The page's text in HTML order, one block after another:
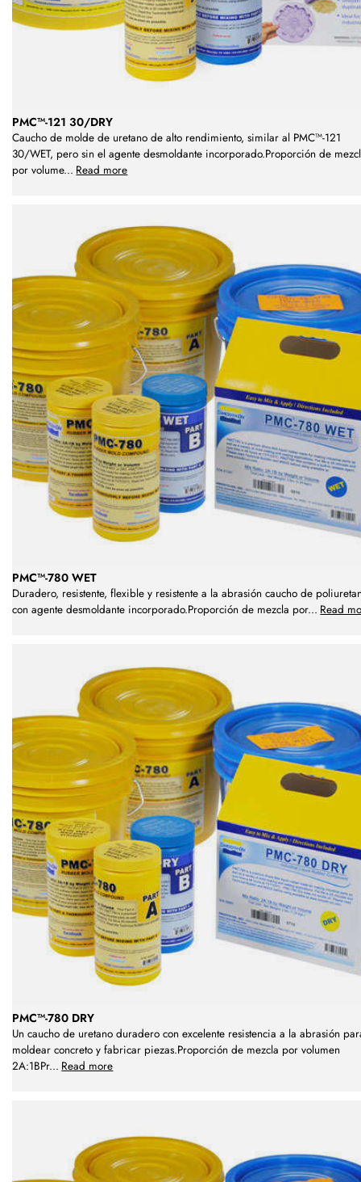
PMC™-121 30/DRY
Caucho de molde de uretano de alto rendimiento, similar al PMC™-121
30/WET, pero sin el agente desmoldante incorporado.Proporción de
por volume... Read more
PMC™-780 WET
Duradero, resistente, flexible y resistente a la abrasión caucho de
con agente desmoldante incorporado.Proporción de mezcla por... Read
PMC™-780 DRY
Un caucho de uretano duradero con excelente resistencia a la abrasión
moldear concreto y fabricar piezas.Proporción de mezcla por volumen
2A:1BPr... Read more